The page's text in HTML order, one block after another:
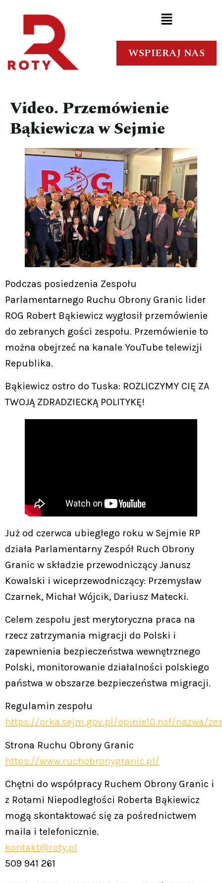
WSPIERAJ NAS
Video. Przemówienie
Bąkiewicza w Sejmie
Podczas posiedzenia Zespołu
Parlamentarnego Ruchu Obrony Granic lider
ROG Robert Bąkiewicz wygłosił przemówienie
do zebranych gości zespołu. Przemówienie to
można obejrzeć na kanale YouTube telewizji
Republika.
Bąkiewicz ostro do Tuska: ROZLICZYMY CIĘ ZA
TWOJĄ ZDRADZIECKĄ POLITYKĘ!
Już od czerwca ubiegłego roku w Sejmie RP
działa Parlamentarny Zespół Ruch Obrony
Granic w składzie przewodniczący Janusz
Kowalski i wiceprzewodniczący: Przemysław
Czarnek, Michał Wójcik, Dariusz Matecki.
Celem zespołu jest merytoryczna praca na
rzecz zatrzymania migracji do Polski i
zapewnienia bezpieczeństwa wewnętrznego
Polski, monitorowanie działalności polskiego
państwa w obszarze bezpieczeństwa migracji.
Regulamin zespołu
https://orka.sejm.gov.pl/opinie10.nsf/nazwa/
Strona Ruchu Obrony Granic
https://www.ruchobronygranic.pl/
Chętni do współpracy Ruchem Obrony Granic i
z Rotami Niepodległości Roberta Bąkiewicz
mogą skontaktować się za pośrednictwem
maila i telefonicznie.
kontakt@roty.pl
509 941 261